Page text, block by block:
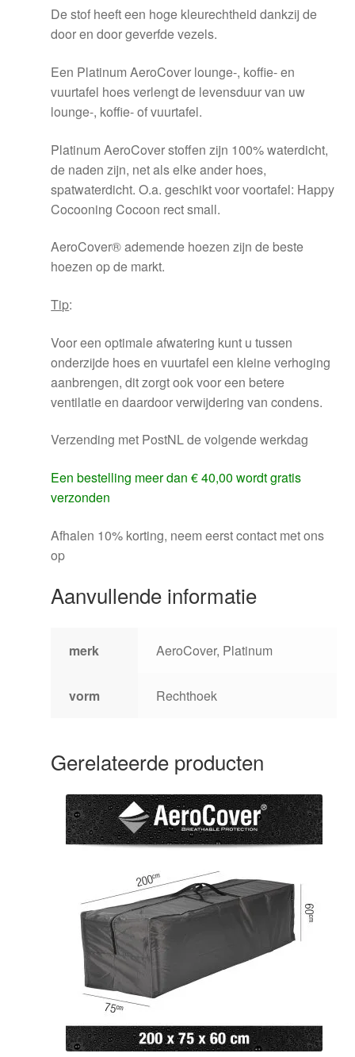
De stof heeft een hoge kleurechtheid dankzij de
door en door geverfde vezels.
Een Platinum AeroCover lounge-, koffie- en
vuurtafel hoes verlengt de levensduur van uw
lounge-, koffie- of vuurtafel.
Platinum AeroCover stoffen zijn 100% waterdicht,
de naden zijn, net als elke ander hoes,
spatwaterdicht. O.a. geschikt voor voortafel: Happy
Cocooning Cocoon rect small.
AeroCover® ademende hoezen zijn de beste
hoezen op de markt.
Tip:
Voor een optimale afwatering kunt u tussen
onderzijde hoes en vuurtafel een kleine verhoging
aanbrengen, dit zorgt ook voor een betere
ventilatie en daardoor verwijdering van condens.
Verzending met PostNL de volgende werkdag
Een bestelling meer dan € 40,00 wordt gratis
verzonden
Afhalen 10% korting, neem eerst contact met ons
op
Aanvullende informatie
merk AeroCover, Platinum
vorm Rechthoek
Gerelateerde producten